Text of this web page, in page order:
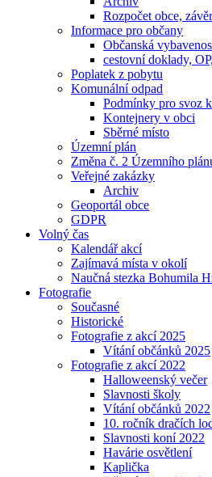
Rozpočet obce,
Informace pro občany
Občanská
cestovní doklady,
Poplatek z pobytu
Komunální odpad
Podmínky pro svoz
Kontejnery v obci
Sběrné místo
Územní plán
Změna č. 2 Územního
Veřejné zakázky
Archiv
Geoportál obce
GDPR
Volný čas
Kalendář akcí
Zajímavá místa v okolí
Naučná stezka Bohumila
Fotografie
Současné
Historické
Fotografie z akcí 2025
Vítání občánků 2025
Fotografie z akcí 2022
Halloweenský večer
Slavnosti školy
Vítání občánků 2022
10. ročník dračích
Slavnosti koní 2022
Havárie osvětlení
Kaplička